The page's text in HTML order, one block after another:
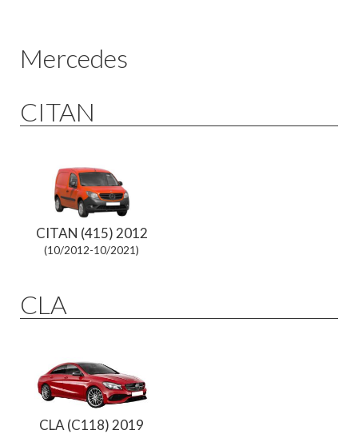
Mercedes
CITAN
CITAN (415) 2012
(10/2012-10/2021)
CLA
CLA (C118) 2019